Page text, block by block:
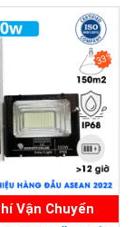
LẦN VII - 2020
33%
Vận Chuyển